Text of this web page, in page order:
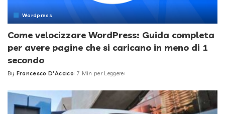
Wordpress
Come velocizzare WordPress: Guida completa
per avere pagine che si caricano in meno di 1
secondo
Posted
By Francesco D'Accico 7 Min per Leggere